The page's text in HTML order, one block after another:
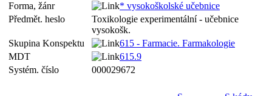
Forma, žánr
* vysokoškolské učebnice
Předmět. heslo
Toxikologie experimentální - učebnice
vysokošk.
Skupina Konspektu
615 - Farmacie. Farmakologie
MDT
615.9
Systém. číslo
000029672